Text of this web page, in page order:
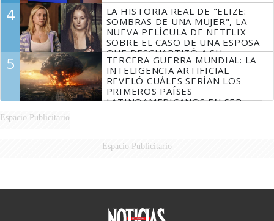
4
LA HISTORIA REAL DE "ELIZE:
SOMBRAS DE UNA MUJER", LA
NUEVA PELÍCULA DE NETFLIX
SOBRE EL CASO DE UNA ESPOSA
QUE DESCUARTIZÓ A SU
MARIDO
5
TERCERA GUERRA MUNDIAL: LA
INTELIGENCIA ARTIFICIAL
REVELÓ CUÁLES SERÍAN LOS
PRIMEROS PAÍSES
LATINOAMERICANOS EN SER
Espacio Publicitario
Espacio Publicitario